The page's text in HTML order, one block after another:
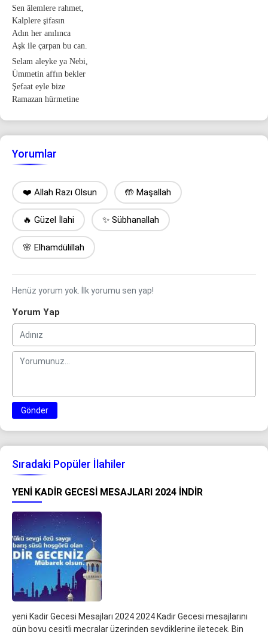
Sen âlemlere rahmet,
Kalplere şifasın
Adın her anılınca
Aşk ile çarpan bu can.
Selam aleyke ya Nebi,
Ümmetin affın bekler
Şefaat eyle bize
Ramazan hürmetine
Yorumlar
❤️ Allah Razı Olsun 🤲 Maşallah
🔥 Güzel İlahi ✨ Sübhanallah
🌸 Elhamdülillah
Henüz yorum yok. İlk yorumu sen yap!
Yorum Yap
Gönder
Sıradaki Popüler İlahiler
YENI KADIR GECESI MESAJLARI 2024 İNDIR
yeni Kadir Gecesi Mesajları 2024 2024 Kadir Gecesi mesajlarını
gün boyu çeşitli mecralar üzerinden sevdiklerine iletecek. Bin